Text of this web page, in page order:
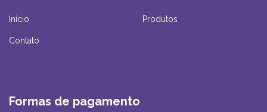
Início Produtos
Contato
Formas de pagamento